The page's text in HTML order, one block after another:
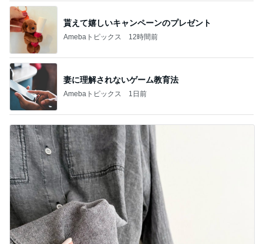
貰えて嬉しいキャンペーンのプレゼント
Amebaトピックス 12時間前
妻に理解されないゲーム教育法
Amebaトピックス 1日前